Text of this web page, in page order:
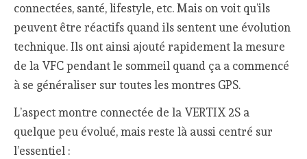
connectées, santé, lifestyle, etc. Mais on voit qu’ils
peuvent être réactifs quand ils sentent une évolution
technique. Ils ont ainsi ajouté rapidement la mesure
de la VFC pendant le sommeil quand ça a commencé
à se généraliser sur toutes les montres GPS.
L’aspect montre connectée de la VERTIX 2S a
quelque peu évolué, mais reste là aussi centré sur
l’essentiel :